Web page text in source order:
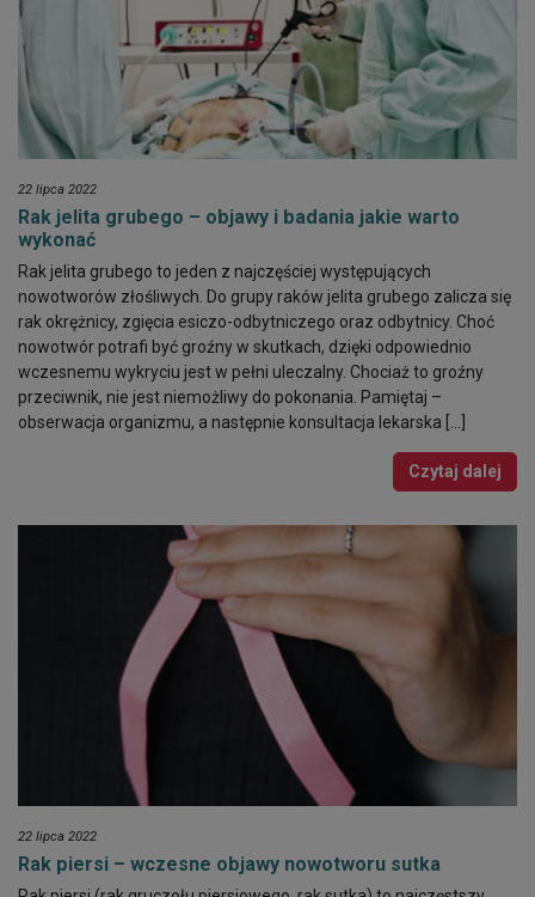
22 lipca 2022
Rak jelita grubego – objawy i badania jakie warto
wykonać
Rak jelita grubego to jeden z najczęściej występujących
nowotworów złośliwych. Do grupy raków jelita grubego zalicza się
rak okrężnicy, zgięcia esiczo-odbytniczego oraz odbytnicy. Choć
nowotwór potrafi być groźny w skutkach, dzięki odpowiednio
wczesnemu wykryciu jest w pełni uleczalny. Chociaż to groźny
przeciwnik, nie jest niemożliwy do pokonania. Pamiętaj –
obserwacja organizmu, a następnie konsultacja lekarska […]
Czytaj dalej
22 lipca 2022
Rak piersi – wczesne objawy nowotworu sutka